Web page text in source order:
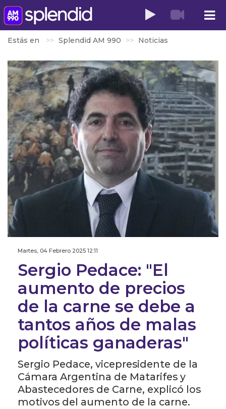
Estás en Splendid AM 990 Noticias
Martes, 04 Febrero 2025 12:11
Sergio Pedace: "El
aumento de precios
de la carne se debe a
tantos años de malas
políticas ganaderas"
Sergio Pedace, vicepresidente de la
Cámara Argentina de Matarifes y
Abastecedores de Carne, explicó los
motivos del aumento de la carne.